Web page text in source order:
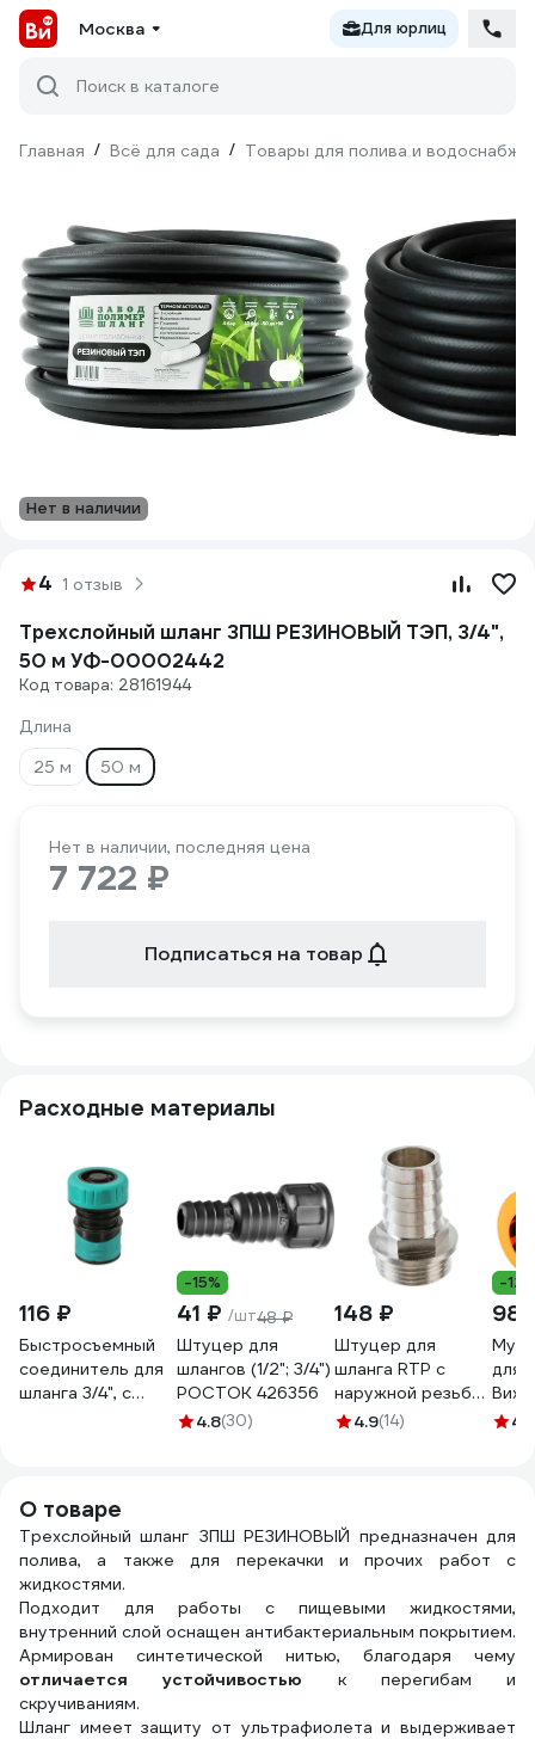
Москва Для юрлиц
Поиск в каталоге
Главная / Всё для сада / Товары для полива и
Нет в наличии
4 1 отзыв
Трехслойный шланг ЗПШ РЕЗИНОВЫЙ ТЭП, 3/4",
50 м УФ-00002442
Код товара: 28161944
Длина
25 м
50 м
Нет в наличии, последняя цена
7 722 ₽
Подписаться на товар
Расходные материалы
116 ₽
Быстросъемный
соединитель для
шланга 3/4", с
-15%
41 ₽ /шт48 ₽
Штуцер для
шлангов (1/2"; 3/4")
РОСТОК 426356
4.8(30)
148 ₽
Штуцер для
шланга RTP с
наружной резьбой
G 20х3/4 25157
4.9(14)
-12%
98
для
4.4
О товаре
Трехслойный шланг ЗПШ РЕЗИНОВЫЙ предназначен для
полива, а также для перекачки и прочих работ с
жидкостями.
Подходит для работы с пищевыми жидкостями,
внутренний слой оснащен антибактериальным покрытием.
Армирован синтетической нитью, благодаря чему
отличается устойчивостью к перегибам и
скручиваниям.
Шланг имеет защиту от ультрафиолета и выдерживает